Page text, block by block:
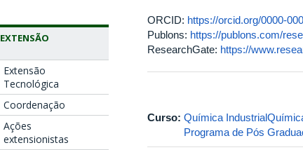
EXTENSÃO
Extensão
Tecnológica
Coordenação
Ações
extensionistas
ORCID: https://orcid.org/0000-
Publons: https://publons.com/
ResearchGate: https://
Curso: Química Industrial
Programa de Pós